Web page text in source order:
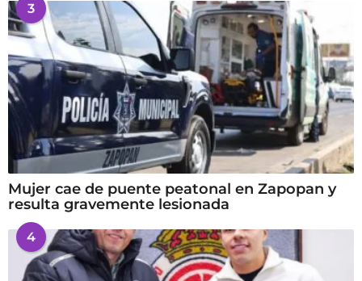
3
Mujer cae de puente peatonal en Zapopan y
resulta gravemente lesionada
4